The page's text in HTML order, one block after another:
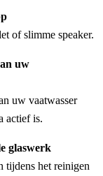
of slimme speaker.
uw
uw vaatwasser
actief is.
glaswerk
tijdens het reinigen